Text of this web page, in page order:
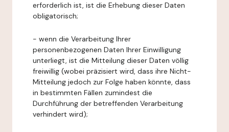
erforderlich ist, ist die Erhebung dieser Daten
obligatorisch;
- wenn die Verarbeitung Ihrer
personenbezogenen Daten Ihrer Einwilligung
unterliegt, ist die Mitteilung dieser Daten völlig
freiwillig (wobei präzisiert wird, dass ihre Nicht-
Mitteilung jedoch zur Folge haben könnte, dass
in bestimmten Fällen zumindest die
Durchführung der betreffenden Verarbeitung
verhindert wird);